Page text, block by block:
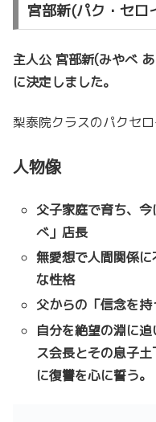
宮部新(パク・セ
主人公 宮部新(みやべ
に決定しました。
梨泰院クラスのパクセロ
人物像
父子家庭で育ち、
べ」店長
無愛想で人間関係
な性格
父からの「信念を
自分を絶望の淵に
ス会長とその息子
に復讐を心に誓う。